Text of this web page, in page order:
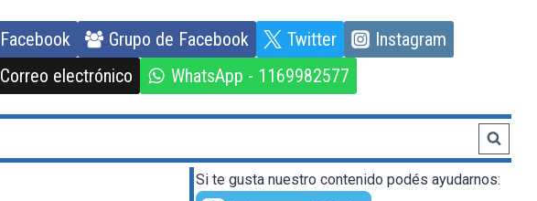
Facebook Grupo de Facebook Twitter
Instagram
Correo electrónico
WhatsApp - 1169982577
Si te gusta nuestro contenido podés ayudarnos: